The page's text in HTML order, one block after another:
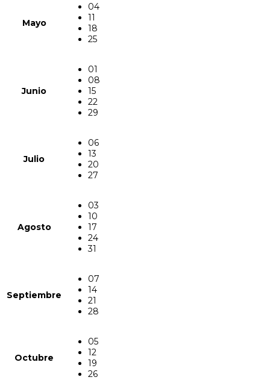
Mayo
04
11
18
25
Junio
01
08
15
22
29
Julio
06
13
20
27
Agosto
03
10
17
24
31
Septiembre
07
14
21
28
Octubre
05
12
19
26